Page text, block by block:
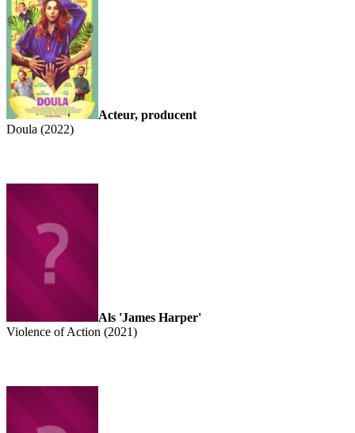
Acteur, producent
Doula (2022)
Als 'James Harper'
Violence of Action (2021)